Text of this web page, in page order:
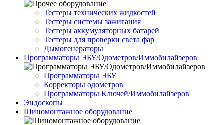
Тестеры технических жидкостей
Тестеры системы зажигания
Тестеры аккумуляторных батарей
Тестеры для проверки света фар
Дымогенераторы
Программаторы ЭБУ/Одометров/Иммобилайзеров
Программаторы ЭБУ
Корректоры одометров
Программаторы Ключей/Иммобилайзеров
Эндоскопы
Шиномонтажное оборудование